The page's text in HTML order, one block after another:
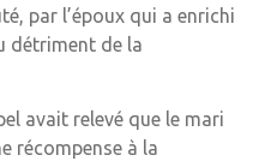
par l’époux qui a enrichi
détriment de la
avait relevé que le mari
récompense à la